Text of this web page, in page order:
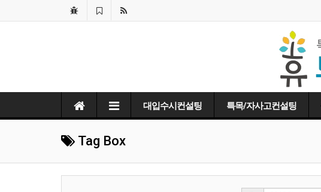
대입수시컨설팅 특목/자사고컨설팅
Tag Box